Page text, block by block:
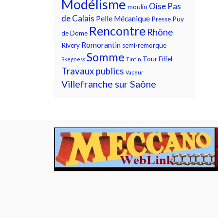
Modélisme moulin Oise Pas
de Calais Pelle Mécanique Presse Puy
de Dome Rencontre Rhône
Rivery Romorantin semi-remorque
Skegness Somme Tintin Tour Eiffel
Travaux publics Vapeur
Villefranche sur Saône